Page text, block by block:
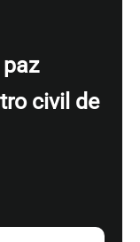
civil de